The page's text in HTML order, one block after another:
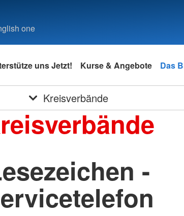
one
uns Jetzt! Kurse & Angebote Das
Kreisverbände
-